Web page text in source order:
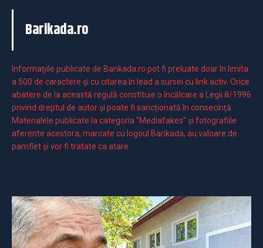
Barikada.ro
Informaţiile publicate de Barikada.ro pot fi preluate doar în limita
a 500 de caractere şi cu citarea în lead a sursei cu link activ. Orice
abatere de la această regulă constituie o încălcare a Legii 8/1996
privind dreptul de autor și poate fi sancționată în consecință.
Materialele publicate la categoria ”Mediafakes” și fotografiile
aferente acestora, marcate cu logoul Barikada, au valoare de
pamflet și vor fi tratate ca atare.